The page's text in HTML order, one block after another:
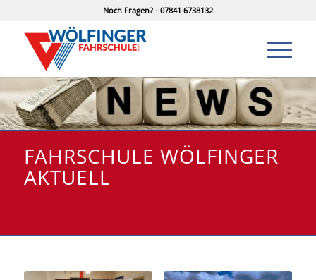
Noch Fragen? - 07841 6738132
FAHRSCHULE WÖLFINGER
AKTUELL